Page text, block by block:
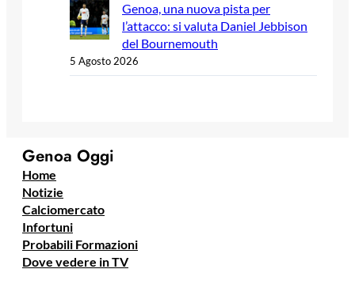
Genoa, una nuova pista per
l’attacco: si valuta Daniel Jebbison
del Bournemouth
5 Agosto 2026
Genoa Oggi
Home
Notizie
Calciomercato
Infortuni
Probabili Formazioni
Dove vedere in TV